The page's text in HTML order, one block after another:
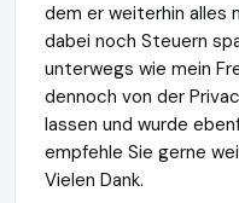
dem er weiterhin alles
dabei noch Steuern
unterwegs wie mein
dennoch von der
lassen und wurde
empfehle Sie gerne
Vielen Dank.